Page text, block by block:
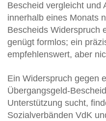
Bescheid vergleicht und
innerhalb eines Monats
Bescheids Widerspruch
genügt formlos; ein
empfehlenswert, aber
Ein Widerspruch gegen
Übergangsgeld-
Unterstützung sucht,
Sozialverbänden VdK